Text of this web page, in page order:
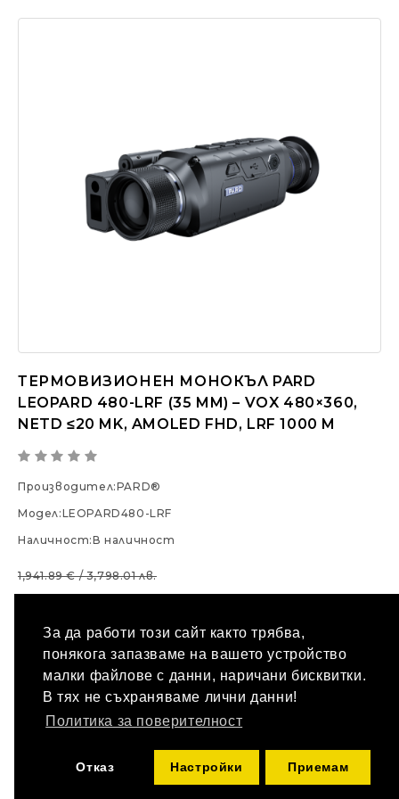
За да работи този сайт както трябва,
понякога запазваме на вашето устройство
малки файлове с данни, наричани бисквитки.
В тях не съхраняваме лични данни!
Политика за поверителност
Отказ Настройки Приемам
ТЕРМОВИЗИОНЕН МОНОКЪЛ PARD
LEOPARD 480-LRF (35 MM) – VOX 480×360,
NETD ≤20 MK, AMOLED FHD, LRF 1000 M
Производител:PARD®
Модел:LEOPARD480-LRF
Наличност:В наличност
1,941.89 € / 3,798.01 лв.
Опции
МОДЕЛ:
--- Изберете ---